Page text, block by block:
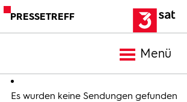
PRESSETREFF
Menü
Meldungen
Es wurden keine Sendungen gefunden